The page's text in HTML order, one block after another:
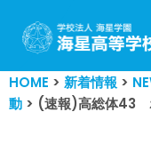
コ
ン
テ
ン
HOME > 新着情報 >
動 > (速報)高総体43